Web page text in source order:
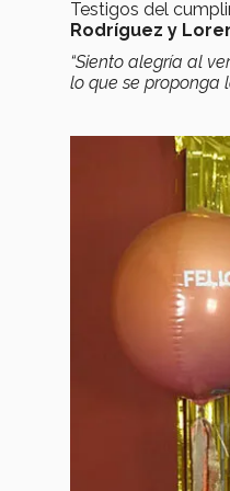
Testigos del
Rodríguez y
“Siento alegría al
lo que se proponga